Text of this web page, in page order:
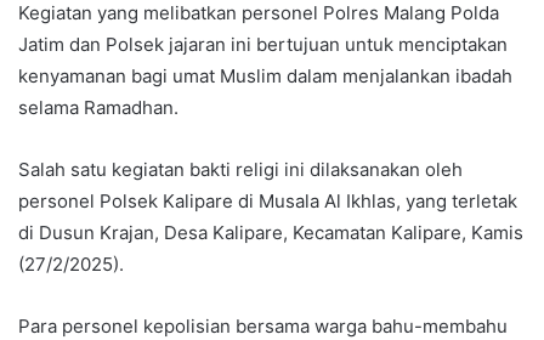
Kegiatan yang melibatkan personel Polres Malang Polda
Jatim dan Polsek jajaran ini bertujuan untuk menciptakan
kenyamanan bagi umat Muslim dalam menjalankan ibadah
selama Ramadhan.
Salah satu kegiatan bakti religi ini dilaksanakan oleh
personel Polsek Kalipare di Musala Al Ikhlas, yang terletak
di Dusun Krajan, Desa Kalipare, Kecamatan Kalipare, Kamis
(27/2/2025).
Para personel kepolisian bersama warga bahu-membahu